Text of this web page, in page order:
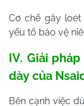
Cơ chế gây
yếu tố bảo vệ
IV. Giải
dày của
Bên cạnh việc